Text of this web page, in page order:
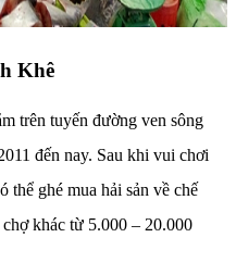
Khê
trên tuyến đường ven sông
đến nay. Sau khi vui chơi
thể ghé mua hải sản về chế
khác từ 5.000 – 20.000